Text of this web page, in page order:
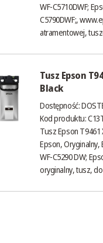
WF-C5710DWF;
C5790DWF;,
atramentowej,
Tusz Epson
Black
Dostępność:
Kod produktu:
Tusz Epson T9461
Epson, Oryginalny,
WF-C5290 DW;
oryginalny, tusz,